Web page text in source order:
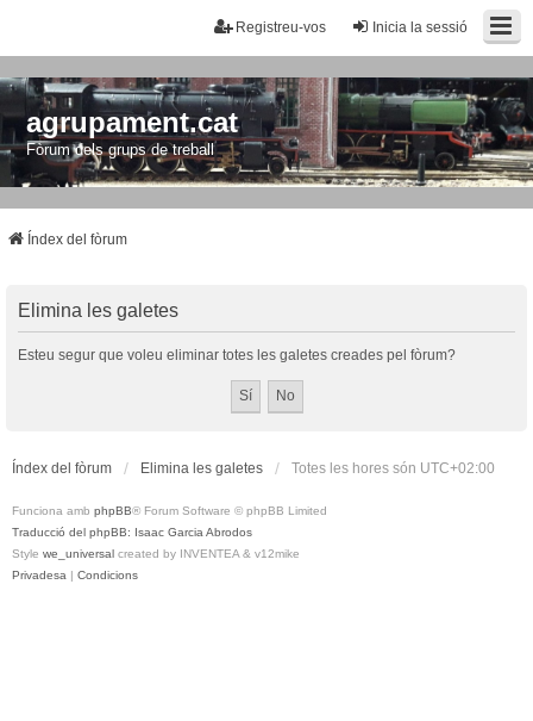
Inicia la sessió
Registreu-vos
agrupament.cat
Fòrum dels grups de treball
Índex del fòrum
Elimina les galetes
Esteu segur que voleu eliminar totes les galetes creades pel fòrum?
Índex del fòrum Elimina les galetes Totes les hores són UTC+02:00
Funciona amb phpBB® Forum Software © phpBB Limited
Traducció del phpBB: Isaac Garcia Abrodos
Style we_universal created by INVENTEA & v12mike
Privadesa | Condicions